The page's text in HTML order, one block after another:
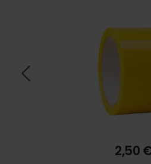
2,50